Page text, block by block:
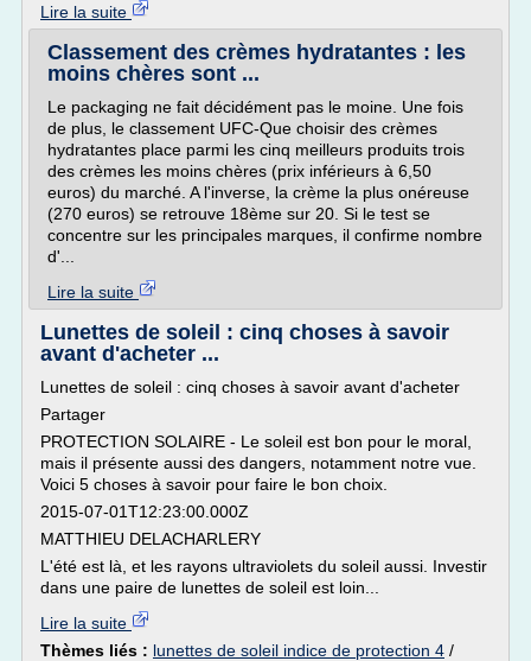
Lire la suite
Classement des crèmes hydratantes : les
moins chères sont ...
Le packaging ne fait décidément pas le moine. Une fois
de plus, le classement UFC-Que choisir des crèmes
hydratantes place parmi les cinq meilleurs produits trois
des crèmes les moins chères (prix inférieurs à 6,50
euros) du marché. A l'inverse, la crème la plus onéreuse
(270 euros) se retrouve 18ème sur 20. Si le test se
concentre sur les principales marques, il confirme nombre
d'...
Lire la suite
Lunettes de soleil : cinq choses à savoir
avant d'acheter ...
Lunettes de soleil : cinq choses à savoir avant d'acheter
Partager
PROTECTION SOLAIRE - Le soleil est bon pour le moral,
mais il présente aussi des dangers, notamment notre vue.
Voici 5 choses à savoir pour faire le bon choix.
2015-07-01T12:23:00.000Z
MATTHIEU DELACHARLERY
L'été est là, et les rayons ultraviolets du soleil aussi. Investir
dans une paire de lunettes de soleil est loin...
Lire la suite
Thèmes liés : lunettes de soleil indice de protection 4 /